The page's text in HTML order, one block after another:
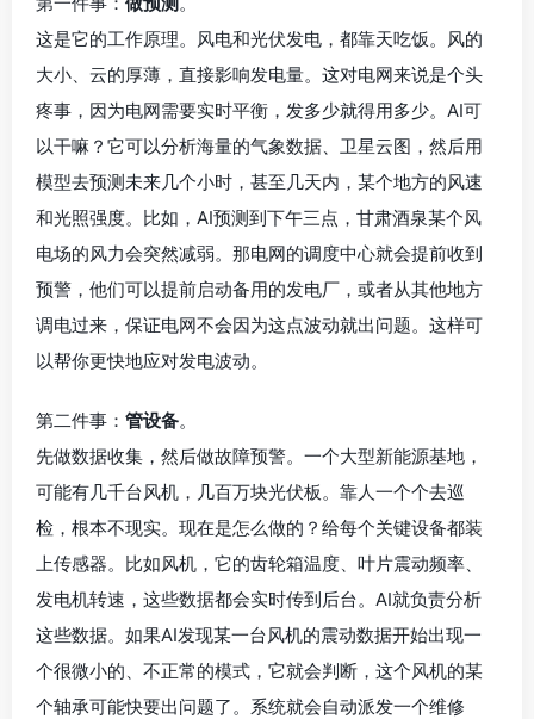
这是它的工作原理。风电和光伏发电，都靠天吃饭。风的
大小、云的厚薄，直接影响发电量。这对电网来说是个头
疼事，因为电网需要实时平衡，发多少就得用多少。AI可
以干嘛？它可以分析海量的气象数据、卫星云图，然后用
模型去预测未来几个小时，甚至几天内，某个地方的风速
和光照强度。比如，AI预测到下午三点，甘肃酒泉某个风
电场的风力会突然减弱。那电网的调度中心就会提前收到
预警，他们可以提前启动备用的发电厂，或者从其他地方
调电过来，保证电网不会因为这点波动就出问题。这样可
以帮你更快地应对发电波动。
第二件事： 管设备。
先做数据收集，然后做故障预警。一个大型新能源基地，
可能有几千台风机，几百万块光伏板。靠人一个个去巡
检，根本不现实。现在是怎么做的？给每个关键设备都装
上传感器。比如风机，它的齿轮箱温度、叶片震动频率、
发电机转速，这些数据都会实时传到后台。AI就负责分析
这些数据。如果AI发现某一台风机的震动数据开始出现一
个很微小的、不正常的模式，它就会判断，这个风机的某
个轴承可能快要出问题了。系统就会自动派发一个维修